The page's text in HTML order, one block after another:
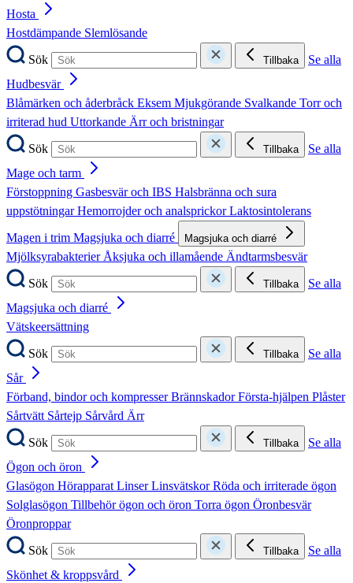
Hosta
Hostdämpande Slemlösande
Sök
Tillbaka
Se alla
Hudbesvär
Blåmärken och åderbråck Eksem Mjukgörande Svalkande Torr och
irriterad hud Uttorkande Ärr och bristningar
Sök
Tillbaka
Se alla
Mage och tarm
Förstoppning Gasbesvär och IBS Halsbränna och sura
uppstötningarHemorrojder och analsprickorLaktosintolerans
Magen i trim Magsjuka och diarré Magsjuka och diarré
MjölksyrabakterierÅksjuka och illamående Ändtarmsbesvär
Sök
Tillbaka
Se alla
Magsjuka och diarré
Vätskeersättning
Sök
Tillbaka
Se alla
Sår
Förband, bindor och kompresserBrännskadorFörsta-hjälpen Plåster
Sårtvätt Sårtejp Sårvård Ärr
Sök
Tillbaka
Se alla
Ögon och öron
Glasögon HörapparatLinserLinsvätskorRöda och irriterade ögon
Solglasögon Tillbehör ögon och öron Torra ögon Öronbesvär
Öronproppar
Sök
Tillbaka
Se alla
Skönhet & kroppsvård